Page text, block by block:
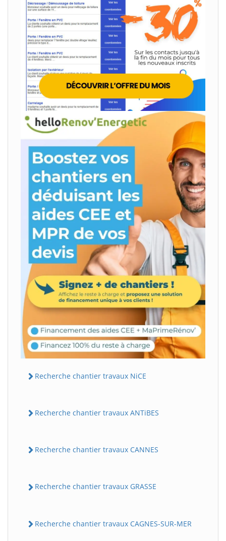
Recherche chantier travaux NiCE
Recherche chantier travaux ANTiBES
Recherche chantier travaux CANNES
Recherche chantier travaux GRASSE
Recherche chantier travaux CAGNES-SUR-MER